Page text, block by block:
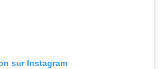
sur Instagram